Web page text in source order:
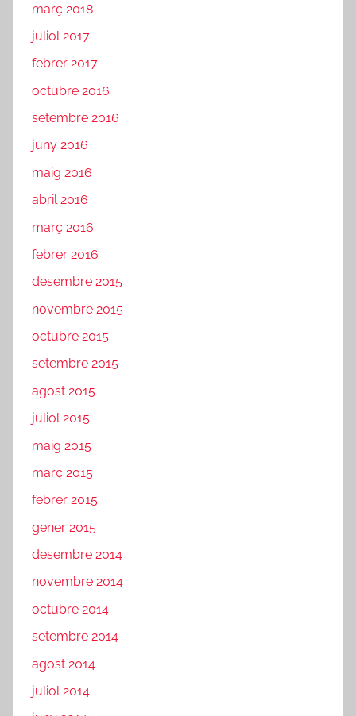
març 2018
juliol 2017
febrer 2017
octubre 2016
setembre 2016
juny 2016
maig 2016
abril 2016
març 2016
febrer 2016
desembre 2015
novembre 2015
octubre 2015
setembre 2015
agost 2015
juliol 2015
maig 2015
març 2015
febrer 2015
gener 2015
desembre 2014
novembre 2014
octubre 2014
setembre 2014
agost 2014
juliol 2014